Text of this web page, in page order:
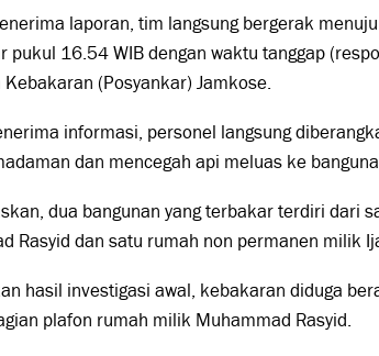
laporan, tim langsung bergerak
pukul 16.54 WIB dengan waktu tanggap
Kebakaran (Posyankar) Jamkose.
informasi, personel langsung
dan mencegah api meluas ke
dua bangunan yang terbakar terdiri dari
Rasyid dan satu rumah non permanen milik
hasil investigasi awal, kebakaran diduga
plafon rumah milik Muhammad Rasyid.